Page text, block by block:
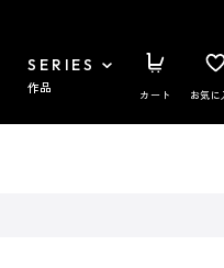
SERIES
作品 カート お気に